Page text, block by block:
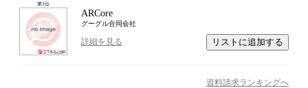
第3位
ARCore
グーグル合同会社
詳細を見る リストに追加する
資料請求ランキングへ